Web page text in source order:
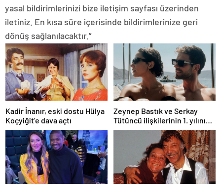
yasal bildirimlerinizi bize iletişim sayfası üzerinden
iletiniz. En kısa süre içerisinde bildirimlerinize geri
dönüş sağlanılacaktır.”
Kadir İnanır, eski dostu Hülya
Koçyiğit’e dava açtı
Zeynep Bastık ve Serkay
Tütüncü ilişkilerinin 1. yılını
kutladı